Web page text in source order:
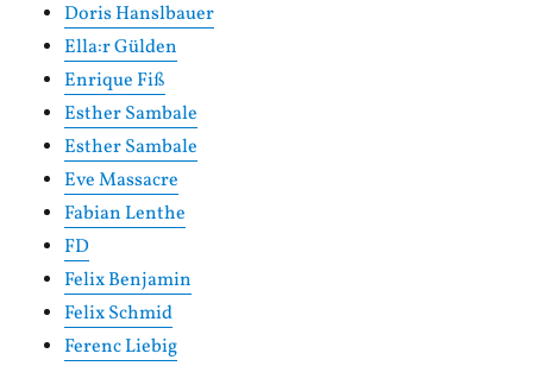
Doris Hanslbauer
Ella:r Gülden
Enrique Fiß
Esther Sambale
Esther Sambale
Eve Massacre
Fabian Lenthe
FD
Felix Benjamin
Felix Schmid
Ferenc Liebig